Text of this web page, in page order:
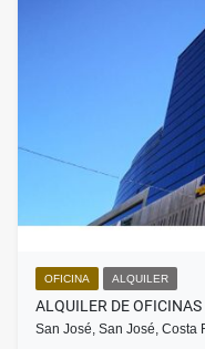
OFICINA ALQUILER
ALQUILER DE
San José, San José, Costa